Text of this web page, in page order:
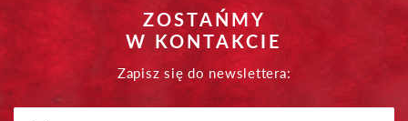
ZOSTAŃMY
W KONTAKCIE
Zapisz się do newslettera: